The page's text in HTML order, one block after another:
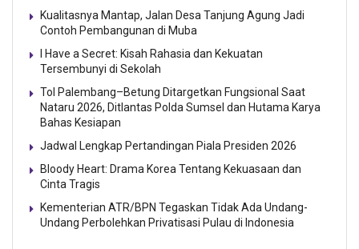
Kualitasnya Mantap, Jalan Desa Tanjung Agung Jadi
Contoh Pembangunan di Muba
I Have a Secret: Kisah Rahasia dan Kekuatan
Tersembunyi di Sekolah
Tol Palembang–Betung Ditargetkan Fungsional Saat
Nataru 2026, Ditlantas Polda Sumsel dan Hutama Karya
Bahas Kesiapan
Jadwal Lengkap Pertandingan Piala Presiden 2026
Bloody Heart: Drama Korea Tentang Kekuasaan dan
Cinta Tragis
Kementerian ATR/BPN Tegaskan Tidak Ada Undang-
Undang Perbolehkan Privatisasi Pulau di Indonesia